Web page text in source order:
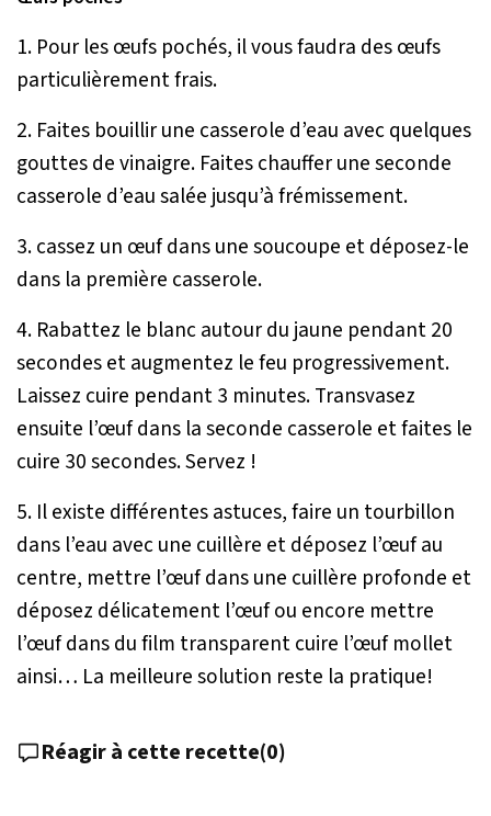
1. Pour les œufs pochés, il vous faudra des œufs
particulièrement frais.
2. Faites bouillir une casserole d’eau avec quelques
gouttes de vinaigre. Faites chauffer une seconde
casserole d’eau salée jusqu’à frémissement.
3. cassez un œuf dans une soucoupe et déposez-le
dans la première casserole.
4. Rabattez le blanc autour du jaune pendant 20
secondes et augmentez le feu progressivement.
Laissez cuire pendant 3 minutes. Transvasez
ensuite l’œuf dans la seconde casserole et faites le
cuire 30 secondes. Servez !
5. Il existe différentes astuces, faire un tourbillon
dans l’eau avec une cuillère et déposez l’œuf au
centre, mettre l’œuf dans une cuillère profonde et
déposez délicatement l’œuf ou encore mettre
l’œuf dans du film transparent cuire l’œuf mollet
ainsi… La meilleure solution reste la pratique!
Réagir à cette recette(0)